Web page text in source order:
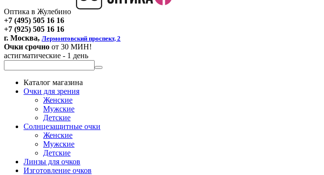
Оптика в Жулебино
+7 (495) 505 16 16
+7 (925) 505 16 16
г. Москва, Лермонтовский проспект, 2
Очки срочно от 30 МИН!
астигматические - 1 день
Каталог магазина
Очки для зрения
Женские
Мужские
Детские
Солнцезащитные очки
Женские
Мужские
Детские
Линзы для очков
Изготовление очков